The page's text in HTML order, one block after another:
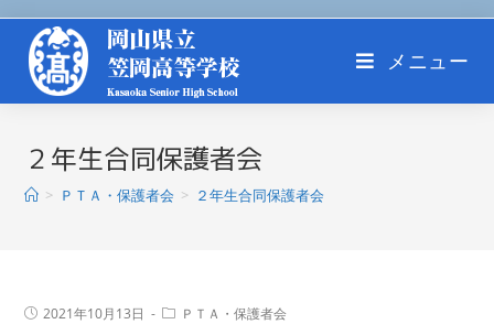
メニュー
２年生合同保護者会
> ＰＴＡ・保護者会 > ２年生合同保護者会
2021年10月13日 ＰＴＡ・保護者会